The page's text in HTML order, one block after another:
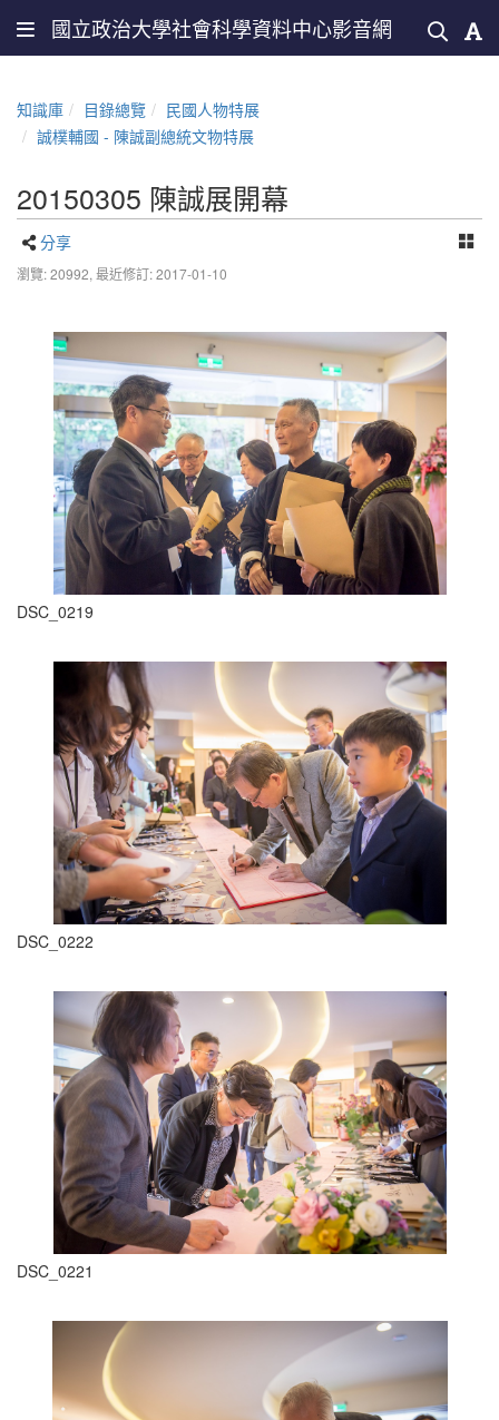
國立政治大學社會科學資料中心影音網
知識庫 目錄總覽
民國人物特展
誠樸輔國 - 陳誠副總統文物特展
20150305 陳誠展開幕
分享
瀏覽: 20992, 最近修訂: 2017-01-10
DSC_0219
DSC_0222
DSC_0221